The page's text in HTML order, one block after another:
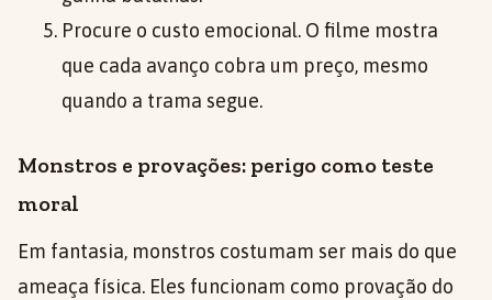
Procure o custo emocional. O filme mostra
que cada avanço cobra um preço, mesmo
quando a trama segue.
Monstros e provações: perigo como teste
moral
Em fantasia, monstros costumam ser mais do que
ameaça física. Eles funcionam como provação do